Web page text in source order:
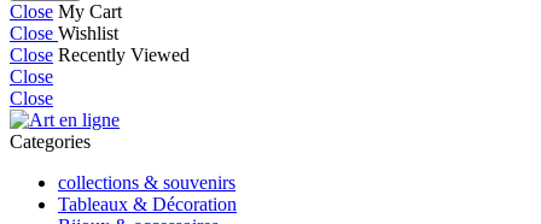
Close My Cart
Close Wishlist
Close Recently Viewed
Close
Close
Categories
collections & souvenirs
Tableaux & Décoration